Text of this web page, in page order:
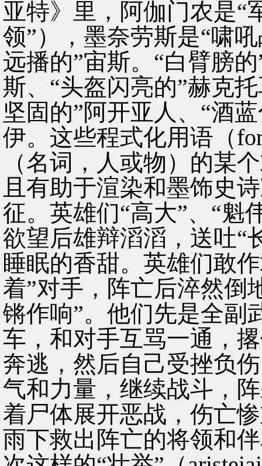
亚特》里，阿伽门农是“
领”），墨奈劳斯是“啸
远播的”宙斯。“白臂膀
斯、“头盔闪亮的”赫克
坚固的”阿开亚人、“酒
伊。这些程式化用语（
（名词，人或物）的某
且有助于渲染和墨饰史
征。英雄们“高大”、“魁
欲望后雄辩滔滔，送吐“
睡眠的香甜。英雄们敢
着”对手，阵亡后淬然倒
锵作响”。他们先是全副
车，和对手互骂一通，
奔逃，然后自己受挫负
气和力量，继续战斗，
着尸体展开恶战，伤亡
雨下救出阵亡的将领和